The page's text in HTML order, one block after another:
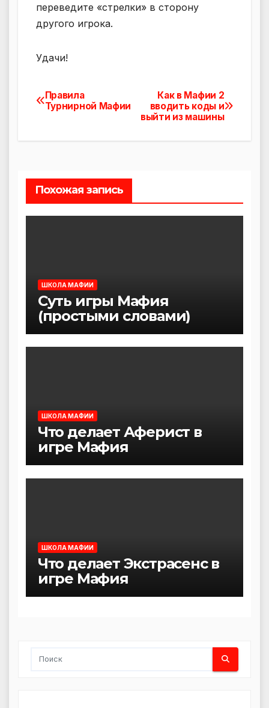
переведите «стрелки» в сторону
другого игрока.
Удачи!
Навигация
Как в Мафии 2
вводить коды и
выйти из машины
Правила
Турнирной Мафии
Похожая запись
ШКОЛА МАФИИ
Суть игры Мафия
(простыми словами)
ШКОЛА МАФИИ
Что делает Аферист в
игре Мафия
ШКОЛА МАФИИ
Что делает Экстрасенс в
игре Мафия